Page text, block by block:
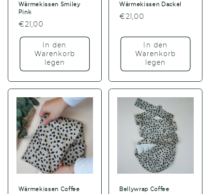
Wärmekissen Smiley
Pink
Normaler
Preis
€21,00
In den
Warenkorb
legen
Wärmekissen Dackel
Normaler
€21,00
In den
Warenkorb
legen
Wärmekissen Coffee Bellywrap Coffee